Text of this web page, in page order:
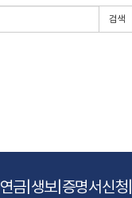
검색
연금| 생보 증명서신청